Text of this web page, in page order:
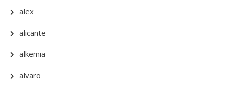
alex
alicante
alkemia
alvaro